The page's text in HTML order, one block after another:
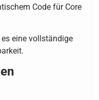
Code für Core
eine vollständige